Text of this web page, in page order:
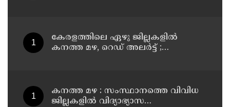
കേരളത്തിലെ ഏഴു ജില്ലകളിൽ
കനത്ത മഴ, റെഡ് അലർട്ട് ;
കനത്ത മഴ : സംസ്ഥാനത്തെ വിവിധ
ജില്ലകളിൽ വിദ്യാഭ്യാസ